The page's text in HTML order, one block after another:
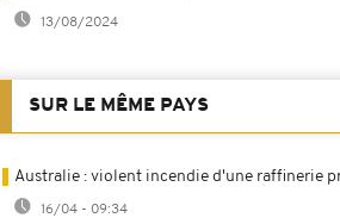
13/08/2024
SUR LE MÊME PAYS
Australie : violent incendie d'une raffinerie
16/04 - 09:34